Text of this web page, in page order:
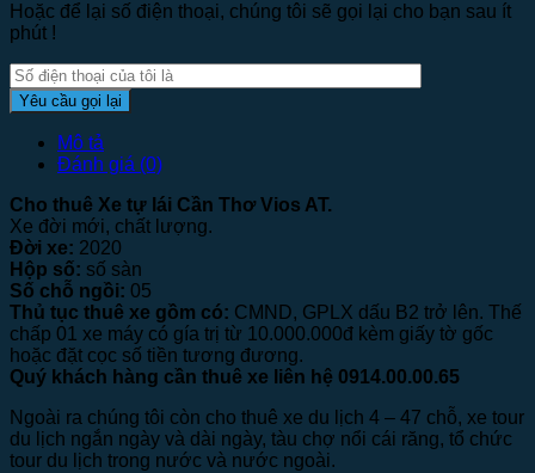
Hoặc để lại số điện thoại, chúng tôi sẽ gọi lại cho bạn sau ít
phút !
Mô tả
Đánh giá (0)
Cho thuê Xe tự lái Cần Thơ Vios AT.
Xe đời mới, chất lượng.
Đời xe: 2020
Hộp số: số sàn
Số chỗ ngồi: 05
Thủ tục thuê xe gồm có: CMND, GPLX dấu B2 trở lên. Thế
chấp 01 xe máy có gía trị từ 10.000.000đ kèm giấy tờ gốc
hoặc đặt cọc số tiền tương đương.
Quý khách hàng cần thuê xe liên hệ 0914.00.00.65
Ngoài ra chúng tôi còn cho thuê xe du lịch 4 – 47 chỗ, xe tour
du lịch ngắn ngày và dài ngày, tàu chợ nổi cái răng, tổ chức
tour du lịch trong nước và nước ngoài.